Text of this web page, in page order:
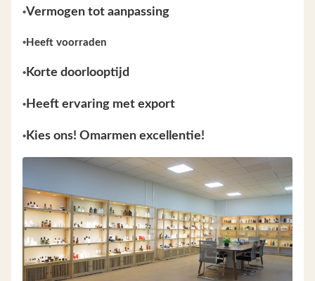
•Vermogen tot aanpassing
• Heeft voorraden
•Korte doorlooptijd
•Heeft ervaring met export
•Kies ons! Omarmen excellentie!